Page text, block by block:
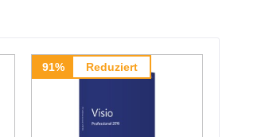
91% Reduziert